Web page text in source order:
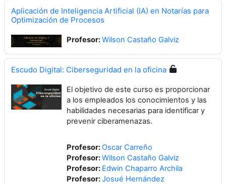
Aplicación de Inteligencia Artificial (IA) en Notarías para
Optimización de Procesos
Profesor:Wilson Castaño Galviz
Escudo Digital: Ciberseguridad en la oficina
El objetivo de este curso es proporcionar
a los empleados los conocimientos y las
habilidades necesarias para identificar y
prevenir ciberamenazas.
Profesor:Oscar Carreño
Profesor:Wilson Castaño Galviz
Profesor: Edwin Chaparro Archila
Profesor:Josué Hernández